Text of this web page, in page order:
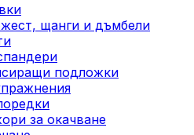
щанги и дъмбели
подложки
за окачване